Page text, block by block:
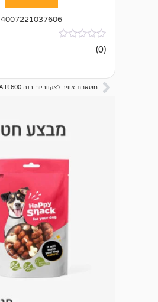
4007221037606
אין
ביקורות
(0)
משאבת אוויר לאקווריום רנה 600 AIR